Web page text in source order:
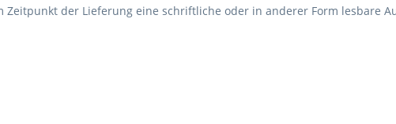
Zeitpunkt der Lieferung eine schriftliche oder in anderer Form lesbare